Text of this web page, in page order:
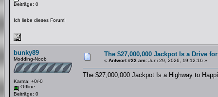
Beiträge: 0
Ich liebe dieses Forum!
bunky89
Modding-Noob
Karma: +0/-0
Offline
Beiträge: 0
The $27,000,000 Jackpot Is a Drive
« Antwort #22 am: Juni 29, 2026, 19:12:16 »
The $27,000,000 Jackpot Is a Highway to